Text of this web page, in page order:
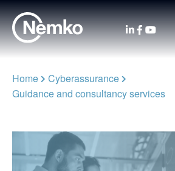
Home
Cyberassurance
Guidance and consultancy services